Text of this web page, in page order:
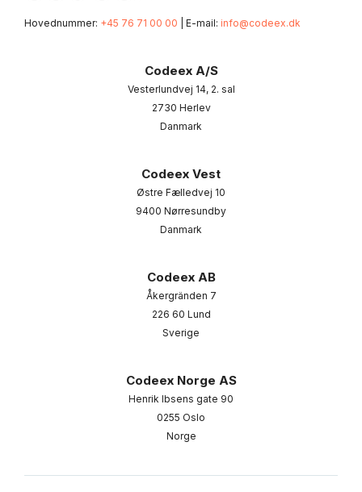
Hovednummer: +45 76 71 00 00 | E-mail: info@codeex.dk
Codeex A/S
Vesterlundvej 14, 2. sal
2730 Herlev
Danmark
Codeex Vest
Østre Fælledvej 10
9400 Nørresundby
Danmark
Codeex AB
Åkergränden 7
226 60 Lund
Sverige
Codeex Norge AS
Henrik Ibsens gate 90
0255 Oslo
Norge